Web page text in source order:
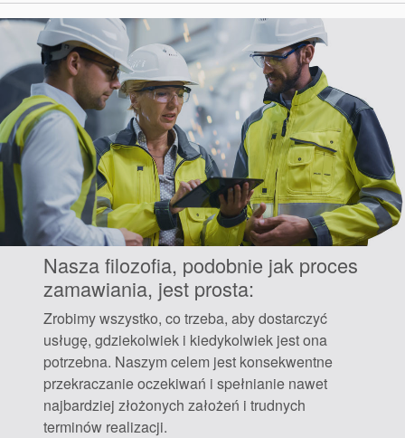
Nasza filozofia, podobnie jak proces
zamawiania, jest prosta:
Zrobimy wszystko, co trzeba, aby dostarczyć
usługę, gdziekolwiek i kiedykolwiek jest ona
potrzebna. Naszym celem jest konsekwentne
przekraczanie oczekiwań i spełnianie nawet
najbardziej złożonych założeń i trudnych
terminów realizacji.